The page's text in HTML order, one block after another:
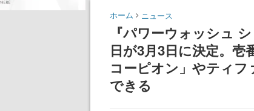
ムも搭載
ホーム ニュース
『パワーウォッシュ
日が3月3日に決定。
コーピオン」やティ
できる